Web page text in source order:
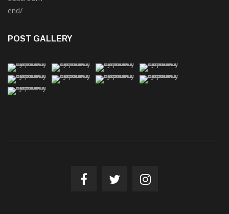
POST GALLERY